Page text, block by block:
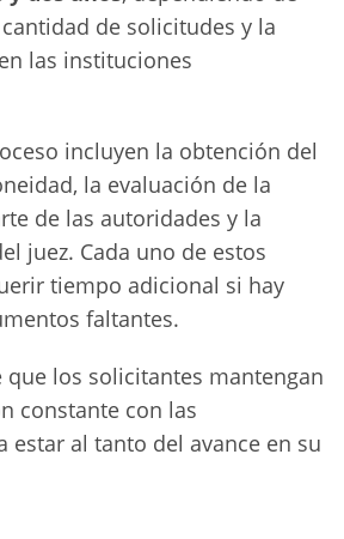
de solicitudes y la
las instituciones
incluyen la obtención del
la evaluación de la
de las autoridades y la
juez. Cada uno de estos
tiempo adicional si hay
faltantes.
que los solicitantes mantengan
constante con las
estar al tanto del avance en su